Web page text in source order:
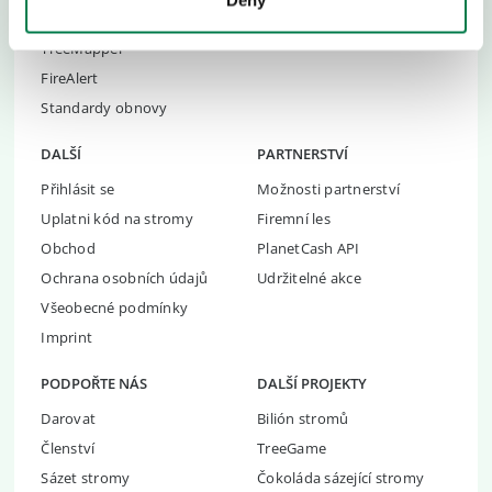
TreeMapper
FireAlert
Standardy obnovy
Incidenty při obnově
DALŠÍ
Přihlásit se
Uplatni kód na stromy
Obchod
Ochrana osobních údajů
Všeobecné podmínky
Imprint
PARTNERSTVÍ
Možnosti partnerství
Firemní les
PlanetCash API
Udržitelné akce
PODPOŘTE NÁS
Darovat
Členství
Sázet stromy
DALŠÍ PROJEKTY
Bilión stromů
TreeGame
Čokoláda sázející stromy